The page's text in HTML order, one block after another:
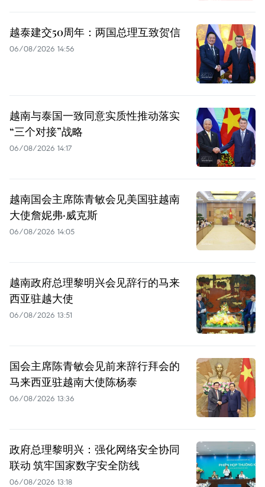
越泰建交50周年：两国总理互致贺信
06/08/2026 14:56
越南与泰国一致同意实质性推动落实
“三个对接”战略
06/08/2026 14:17
越南国会主席陈青敏会见美国驻越南
大使詹妮弗·威克斯
06/08/2026 14:05
越南政府总理黎明兴会见辞行的马来
西亚驻越大使
06/08/2026 13:51
国会主席陈青敏会见前来辞行拜会的
马来西亚驻越南大使陈杨泰
06/08/2026 13:36
政府总理黎明兴：强化网络安全协同
联动 筑牢国家数字安全防线
06/08/2026 13:18